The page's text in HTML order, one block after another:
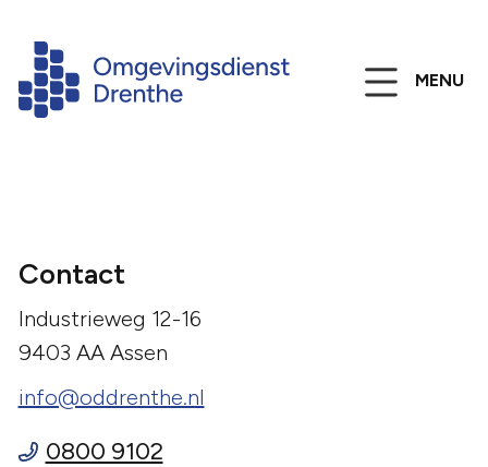
MENU
Contact
Industrieweg 12-16
9403 AA Assen
info@oddrenthe.nl
0800 9102